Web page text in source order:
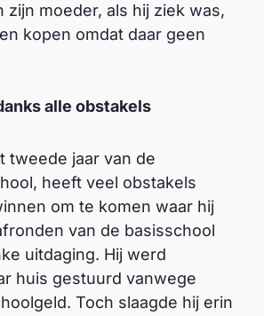
zijn moeder, als hij ziek was,
kopen omdat daar geen
alle obstakels
tweede jaar van de
heeft veel obstakels
om te komen waar hij
van de basisschool
uitdaging. Hij werd
huis gestuurd vanwege
Toch slaagde hij erin